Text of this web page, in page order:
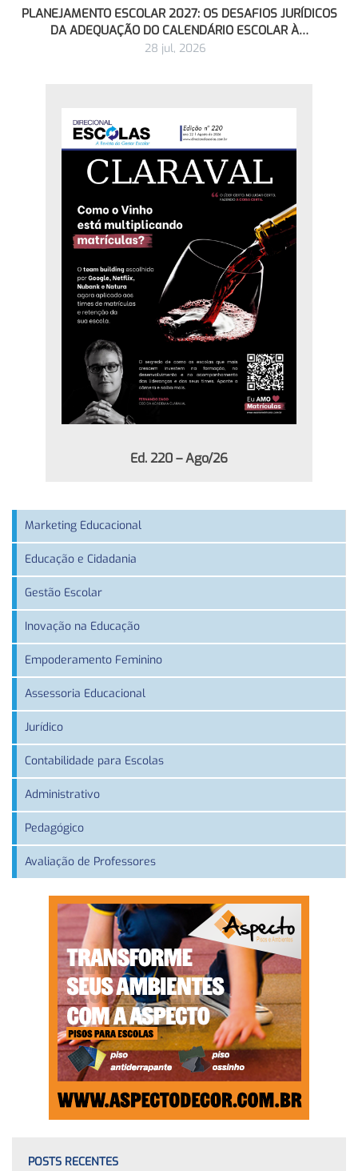
PLANEJAMENTO ESCOLAR 2027: OS DESAFIOS JURÍDICOS
DA ADEQUAÇÃO DO CALENDÁRIO ESCOLAR À…
28 jul, 2026
Ed. 220 – Ago/26
Marketing Educacional
Educação e Cidadania
Gestão Escolar
Inovação na Educação
Empoderamento Feminino
Assessoria Educacional
Jurídico
Contabilidade para Escolas
Administrativo
Pedagógico
Avaliação de Professores
POSTS RECENTES